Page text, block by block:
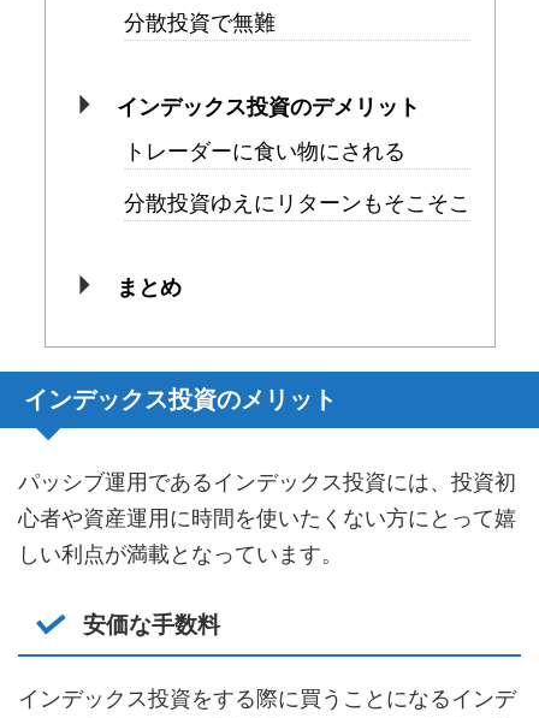
分散投資で無難
インデックス投資のデメリット
トレーダーに食い物にされる
分散投資ゆえにリターンもそこそこ
まとめ
インデックス投資のメリット
パッシブ運用であるインデックス投資には、投資初
心者や資産運用に時間を使いたくない方にとって嬉
しい利点が満載となっています。
安価な手数料
インデックス投資をする際に買うことになるインデ